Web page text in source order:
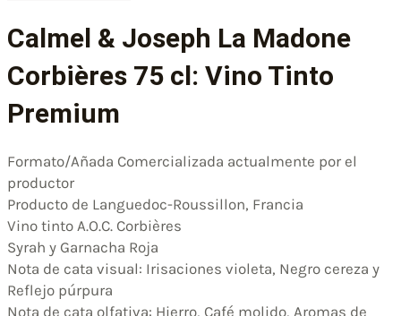
Calmel & Joseph La Madone
Corbières 75 cl: Vino Tinto
Premium
Formato/Añada Comercializada actualmente por el
productor
Producto de Languedoc-Roussillon, Francia
Vino tinto A.O.C. Corbières
Syrah y Garnacha Roja
Nota de cata visual: Irisaciones violeta, Negro cereza y
Reflejo púrpura
Nota de cata olfativa: Hierro, Café molido, Aromas de